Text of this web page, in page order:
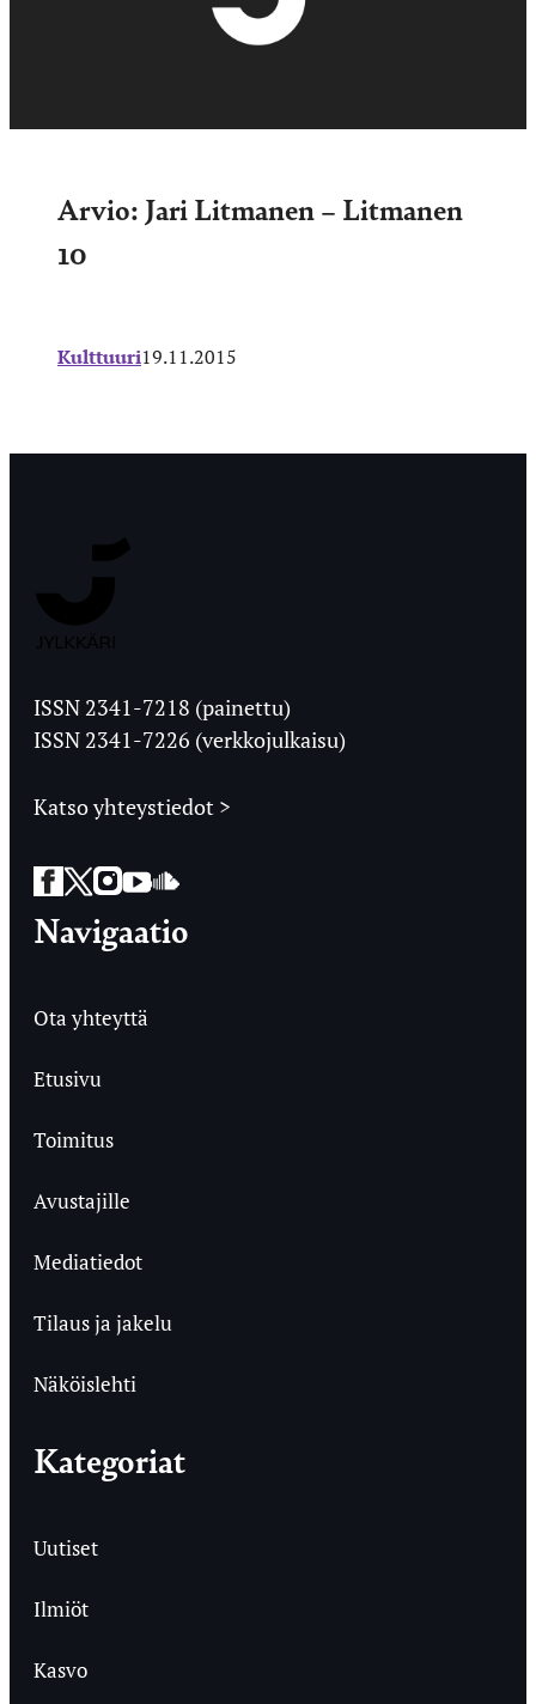
Arvio: Jari Litmanen – Litmanen
10
Kulttuuri19.11.2015
Ylioppilaslehti
ISSN 2341-7218 (painettu)
ISSN 2341-7226 (verkkojulkaisu)
Katso yhteystiedot >
Facebook
Twitter
Instagram
YouTube
SoundCloud
Navigaatio
Ota yhteyttä
Etusivu
Toimitus
Avustajille
Mediatiedot
Tilaus ja jakelu
Näköislehti
Kategoriat
Uutiset
Ilmiöt
Kasvo